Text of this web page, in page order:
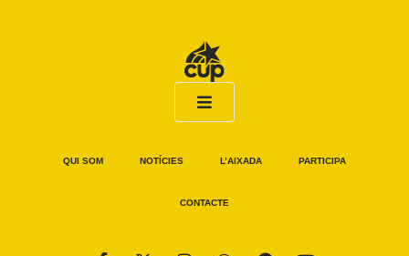
QUI SOM NOTÍCIES L’AIXADA PARTICIPA
CONTACTE